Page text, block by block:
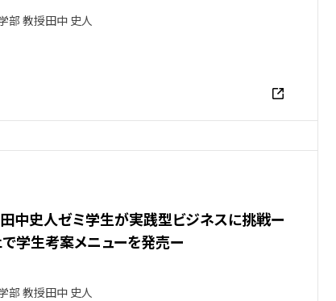
部 教授田中 史人
中史人ゼミ学生が実践型ビジネスに挑戦ー
学生考案メニューを発売ー
部 教授田中 史人